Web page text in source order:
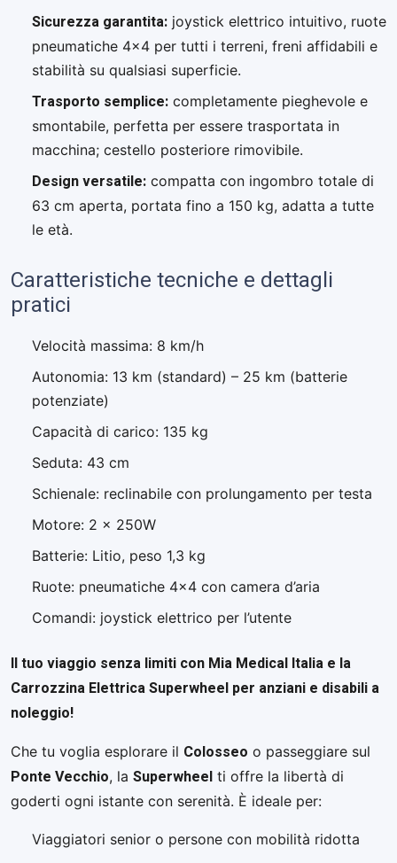
Sicurezza garantita: joystick elettrico intuitivo, ruote
pneumatiche 4×4 per tutti i terreni, freni affidabili e
stabilità su qualsiasi superficie.
Trasporto semplice: completamente pieghevole e
smontabile, perfetta per essere trasportata in
macchina; cestello posteriore rimovibile.
Design versatile: compatta con ingombro totale di
63 cm aperta, portata fino a 150 kg, adatta a tutte
le età.
Caratteristiche tecniche e dettagli
pratici
Velocità massima: 8 km/h
Autonomia: 13 km (standard) – 25 km (batterie
potenziate)
Capacità di carico: 135 kg
Seduta: 43 cm
Schienale: reclinabile con prolungamento per testa
Motore: 2 x 250W
Batterie: Litio, peso 1,3 kg
Ruote: pneumatiche 4×4 con camera d’aria
Comandi: joystick elettrico per l’utente
Il tuo viaggio senza limiti con Mia Medical Italia e la
Carrozzina Elettrica Superwheel per anziani e disabili a
noleggio!
Che tu voglia esplorare il Colosseo o passeggiare sul
Ponte Vecchio, la Superwheel ti offre la libertà di
goderti ogni istante con serenità. È ideale per:
Viaggiatori senior o persone con mobilità ridotta